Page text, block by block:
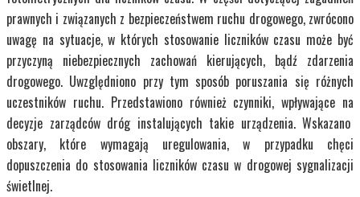
prawnych i związanych z bezpieczeństwem ruchu drogowego, zwrócono
uwagę na sytuacje, w których stosowanie liczników czasu może być
przyczyną niebezpiecznych zachowań kierujących, bądź zdarzenia
drogowego. Uwzględniono przy tym sposób poruszania się różnych
uczestników ruchu. Przedstawiono również czynniki, wpływające na
decyzje zarządców dróg instalujących takie urządzenia. Wskazano
obszary, które wymagają uregulowania, w przypadku chęci
dopuszczenia do stosowania liczników czasu w drogowej sygnalizacji
świetlnej.